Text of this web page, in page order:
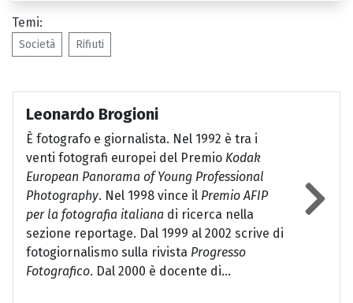
Temi:
Società Rifiuti
Leonardo Brogioni
È fotografo e giornalista. Nel 1992 è tra i
venti fotografi europei del Premio Kodak
European Panorama of Young Professional
Photography. Nel 1998 vince il Premio AFIP
per la fotografia italiana di ricerca nella
sezione reportage. Dal 1999 al 2002 scrive di
fotogiornalismo sulla rivista Progresso
Fotografico. Dal 2000 è docente di...